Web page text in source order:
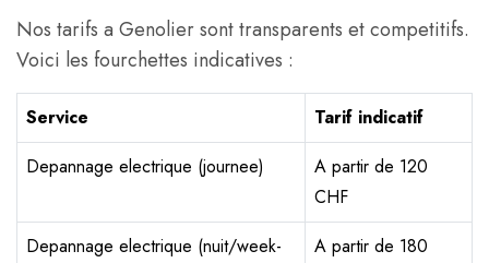
Nos tarifs a Genolier sont transparents et competitifs.
Voici les fourchettes indicatives :
Service
Tarif indicatif
Depannage electrique (journee)
A partir de 120
CHF
Depannage electrique (nuit/week-
A partir de 180